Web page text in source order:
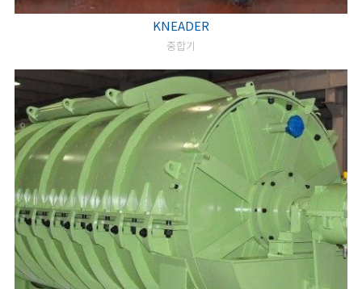
KNEADER
중합기